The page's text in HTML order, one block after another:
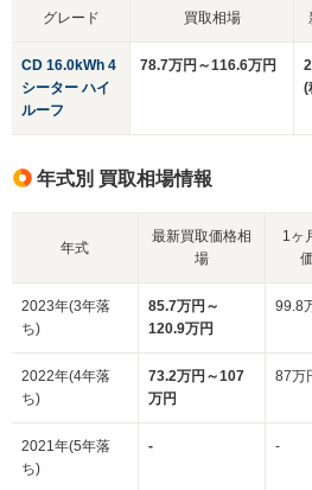
グレード 買取相場
CD 16.0kWh 4
シーター ハイ
ルーフ
78.7万円～116.6万円
(
年式別 買取相場情報
年式
最新買取価格相
場
1ヶ
2023年(3年落
ち)
85.7万円～
120.9万円
99.8
2022年(4年落
ち)
73.2万円～107
万円
87万
2021年(5年落
ち)
- -